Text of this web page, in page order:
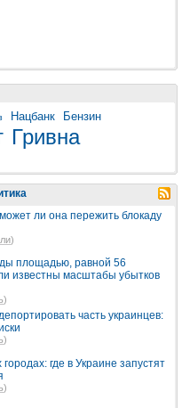
Нацбанк Бензин
Гривна
ли она пережить блокаду
)
площадью, равной 56
известны масштабы убытков
)
часть украинцев:
)
где в Украине запустят
)